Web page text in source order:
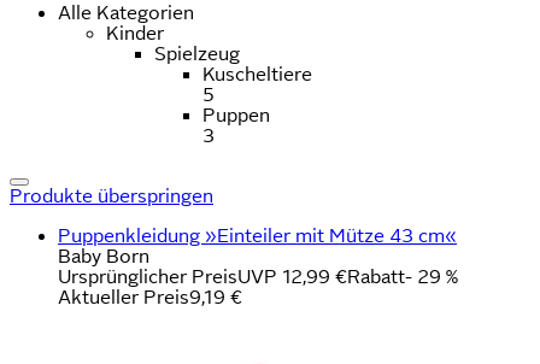
Alle Kategorien
Kinder
Spielzeug
Kuscheltiere
5
Puppen
3
Produkte überspringen
Puppenkleidung »Einteiler mit Mütze 43 cm«
Baby Born
Ursprünglicher PreisUVP 12,99 €Rabatt- 29 %
Aktueller Preis9,19 €